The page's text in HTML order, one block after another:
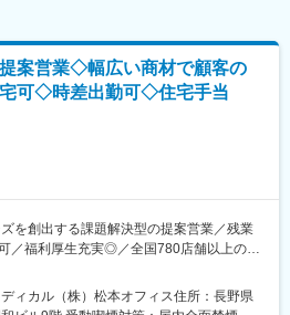
提案営業◇幅広い商材で顧客の
可◇時差出勤可◇住宅手当
ズを創出する課題解決型の提案営業／残業
／福利厚生充実◎／全国780店舗以上の調
ィカル（株）松本オフィス住所：長野県